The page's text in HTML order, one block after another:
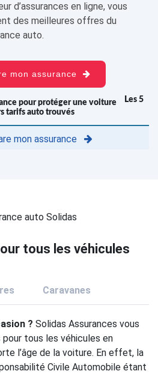
d’assurances en ligne, vous
des meilleures offres du
auto.
mon assurance
Les 5
tarifs auto trouvés
mon assurance
tous les véhicules
Caravanes
? Solidas Assurances vous
tous les véhicules en
l’âge de la voiture. En effet, la
Civile Automobile étant